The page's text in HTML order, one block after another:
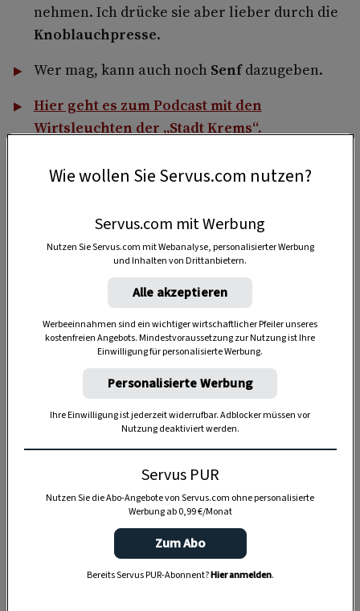
nehmen. Ich drücke sie aber lieber durch die
Knoblauchpresse.
Wer mag, kann auch noch Senfdazugeben.
Hier geht es zum Podcast mit den
Wirtsleuchten der „Stadt Krems“.
4 Portionen
10 Minuten
Wie wollen Sie Servus.com nutzen?
Servus.com mit Werbung
Nutzen Sie Servus.com mit Webanalyse, personalisierter Werbung
und Inhalten von Drittanbietern.
Alle akzeptieren
Werbeeinnahmen sind ein wichtiger wirtschaftlicher Pfeiler unseres
kostenfreien Angebots. Mindestvoraussetzung zur Nutzung ist Ihre
Einwilligung für personalisierte Werbung.
Personalisierte Werbung
Ihre Einwilligung ist jederzeit widerrufbar. Adblocker müssen vor
Nutzung deaktiviert werden.
Servus PUR
Nutzen Sie die Abo-Angebote von Servus.com ohne personalisierte
Werbung ab 0,99 €/Monat
Zum Abo
Bereits Servus PUR-Abonnent?Hier anmelden.